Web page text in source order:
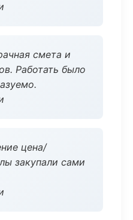
смета и
Работать было
цена/
закупали сами